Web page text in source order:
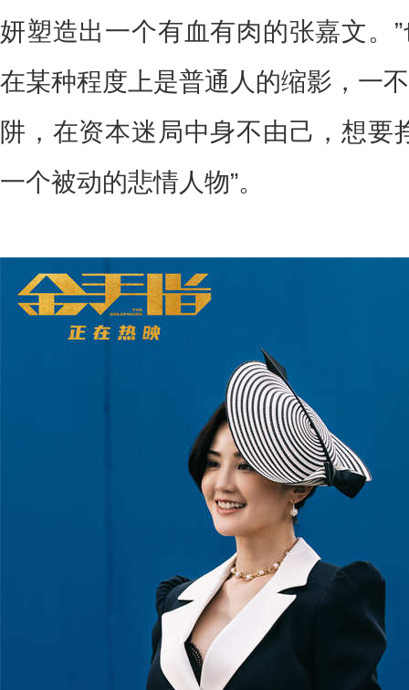
妍塑造出一个有血有肉的张嘉文。
在某种程度上是普通人的缩影，一
阱，在资本迷局中身不由己，想要
一个被动的悲情人物”。